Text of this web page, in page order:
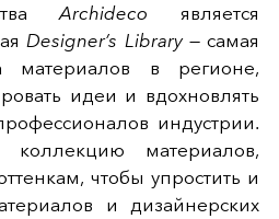
Archideco является
Designer’s Library— самая
материалов в регионе,
идеи и вдохновлять
индустрии.
коллекцию материалов,
чтобы упростить и
и дизайнерских